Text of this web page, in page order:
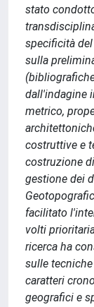
stato
specificità
sulla
dall'indagine
metrico,
costruttive e
costruzione
gestione dei
facilitato
volti
ricerca ha
sulle
caratteri
geografici e